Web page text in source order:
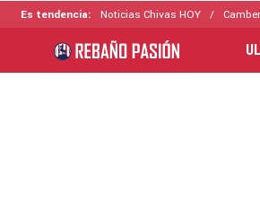
Es tendencia: Noticias Chivas HOY